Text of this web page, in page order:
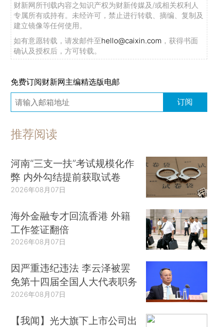
财新网所刊载内容之知识产权为财新传媒及/或相关权利人
专属所有或持有。未经许可，禁止进行转载、摘编、复制及
建立镜像等任何使用。
如有意愿转载，请发邮件至hello@caixin.com ，获得书面
确认及授权后，方可转载。
免费订阅财新网主编精选版电邮
订阅
推荐阅读
河南“三支一扶”考试规模化作
弊 内外勾结提前获取试卷
2026年08月07日
海外金融专才回流香港 外籍
工作签证翻倍
2026年08月07日
因严重违纪违法 李云泽被罢
免第十四届全国人大代表职务
2026年08月07日
【我闻】光大旗下上市公司出